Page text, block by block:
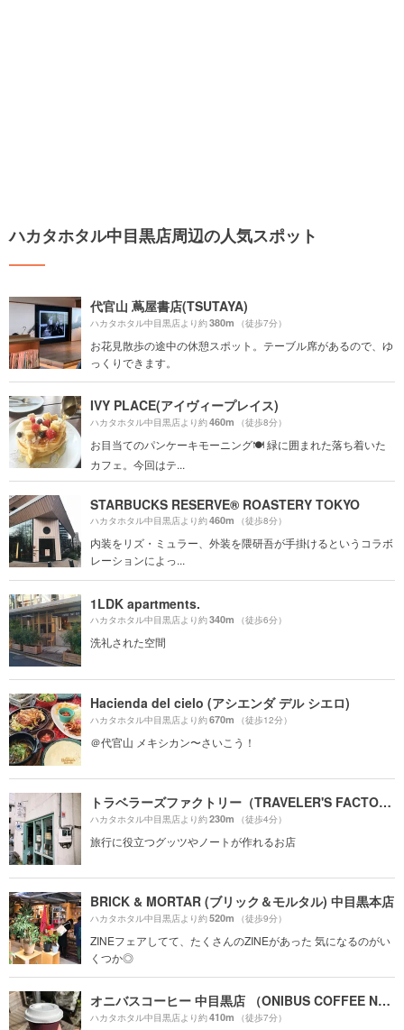
ハカタホタル中目黒店周辺の人気スポット
代官山 蔦屋書店(TSUTAYA)
ハカタホタル中目黒店より約380m （徒歩7分）
お花見散歩の途中の休憩スポット。テーブル席があるので、ゆ
っくりできます。
IVY PLACE(アイヴィープレイス)
ハカタホタル中目黒店より約460m （徒歩8分）
お目当てのパンケーキモーニング🍽 緑に囲まれた落ち着いた
カフェ。今回はテ...
STARBUCKS RESERVE® ROASTERY TOKYO
ハカタホタル中目黒店より約460m （徒歩8分）
内装をリズ・ミュラー、外装を隈研吾が手掛けるというコラボ
レーションによっ...
1LDK apartments.
ハカタホタル中目黒店より約340m （徒歩6分）
洗礼された空間
Hacienda del cielo (アシエンダ デル シエロ)
ハカタホタル中目黒店より約670m （徒歩12分）
＠代官山 メキシカン〜さいこう！
トラベラーズファクトリー（TRAVELER'S FACTORY）
ハカタホタル中目黒店より約230m （徒歩4分）
旅行に役立つグッツやノートが作れるお店
BRICK & MORTAR (ブリック＆モルタル) 中目黒本店
ハカタホタル中目黒店より約520m （徒歩9分）
ZINEフェアしてて、たくさんのZINEがあった 気になるのがい
くつか◎
オニバスコーヒー 中目黒店 （ONIBUS COFFEE NAKAMEGURO）
ハカタホタル中目黒店より約410m （徒歩7分）